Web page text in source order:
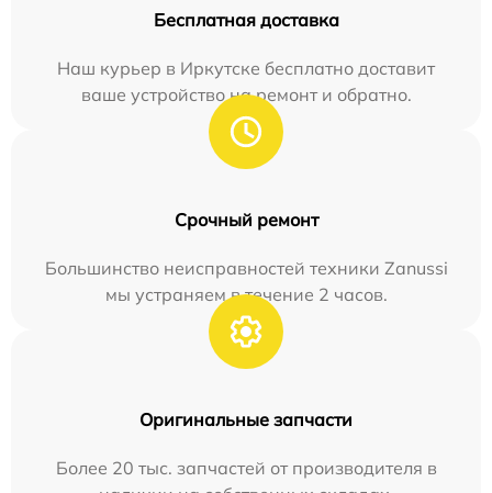
Бесплатная доставка
Наш курьер в Иркутске бесплатно доставит
ваше устройство на ремонт и обратно.
Срочный ремонт
Большинство неисправностей техники Zanussi
мы устраняем в течение 2 часов.
Оригинальные запчасти
Более 20 тыс. запчастей от производителя в